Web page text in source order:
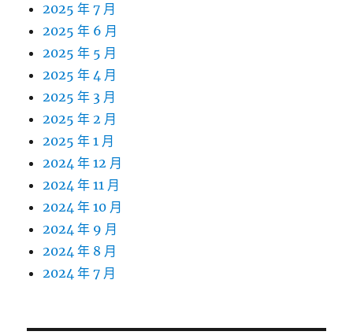
2025 年 7 月
2025 年 6 月
2025 年 5 月
2025 年 4 月
2025 年 3 月
2025 年 2 月
2025 年 1 月
2024 年 12 月
2024 年 11 月
2024 年 10 月
2024 年 9 月
2024 年 8 月
2024 年 7 月